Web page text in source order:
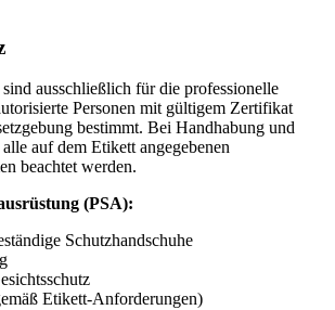
ausschließlich für die professionelle
Personen mit gültigem Zertifikat
bestimmt. Bei Handhabung und
auf dem Etikett angegebenen
beachtet werden.
(PSA):
Schutzhandschuhe
Etikett-Anforderungen)